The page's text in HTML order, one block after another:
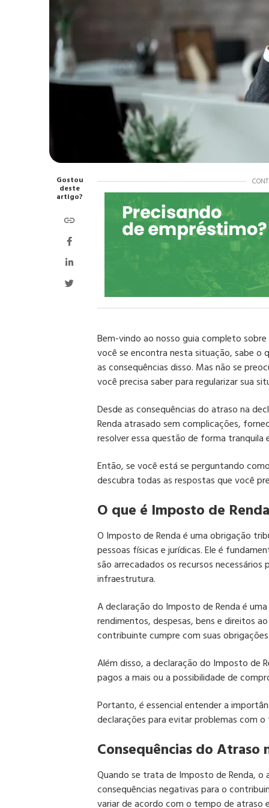
Bem-vindo ao nosso guia completo
você se encontra nesta situação, sabe o
as consequências disso. Mas não se
você precisa saber para regularizar sua
Desde as consequências do atraso na
Renda atrasado sem complicações,
resolver essa questão de forma tranquila
Então, se você está se perguntando
descubra todas as respostas que você
O que é Imposto de
O Imposto de Renda é uma obrigação
pessoas físicas e jurídicas. Ele é
são arrecadados os recursos
infraestrutura.
A declaração do Imposto de Renda é
rendimentos, despesas, bens e direitos
contribuinte cumpre com suas
Além disso, a declaração do Imposto de
pagos a mais ou a possibilidade de
Portanto, é essencial entender a
declarações para evitar problemas com
Consequências do Atraso
Quando se trata de Imposto de Renda,
consequências negativas para o
variar de acordo com o tempo de atraso
Gostou
deste
artigo?